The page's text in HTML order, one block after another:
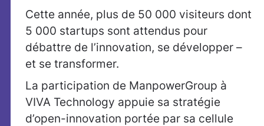
Cette année, plus de 50 000 visiteurs dont
5 000 startups sont attendus pour
débattre de l’innovation, se développer –
et se transformer.
La participation de ManpowerGroup à
VIVA Technology appuie sa stratégie
d’open-innovation portée par sa cellule